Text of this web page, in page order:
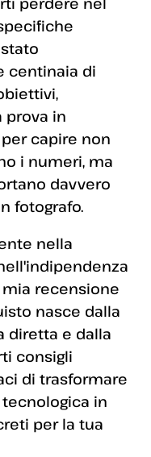
centinaia di
prova in
capire non
i numeri, ma
davvero
fotografo.
nella
mia recensione
nasce dalla
diretta e dalla
consigli
di trasformare
in
per la tua